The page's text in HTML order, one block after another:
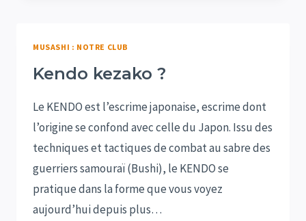
MUSASHI : NOTRE CLUB
Kendo kezako ?
Le KENDO est l’escrime japonaise, escrime dont
l’origine se confond avec celle du Japon. Issu des
techniques et tactiques de combat au sabre des
guerriers samouraï (Bushi), le KENDO se
pratique dans la forme que vous voyez
aujourd’hui depuis plus…